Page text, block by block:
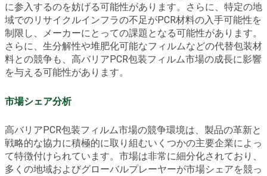
に参入するのを妨げる可能性があります。さらに、特定の地
域でのリサイクルインフラの不足がPCR材料の入手可能性を
制限し、メーカーにとっての課題となる可能性があります。
さらに、生分解性や堆肥化可能なフィルムなどの代替包装材
料との競争も、高バリアPCR包装フィルム市場の成長に影響
を与える可能性があります。
市場シェア分析
高バリアPCR包装フィルム市場の競争環境は、製品の革新と
戦略的な協力に積極的に取り組むいくつかの主要企業によっ
て特徴付けられています。市場は非常に細分化されており、
多くの地域およびグローバルプレーヤーが市場シェアを競っ